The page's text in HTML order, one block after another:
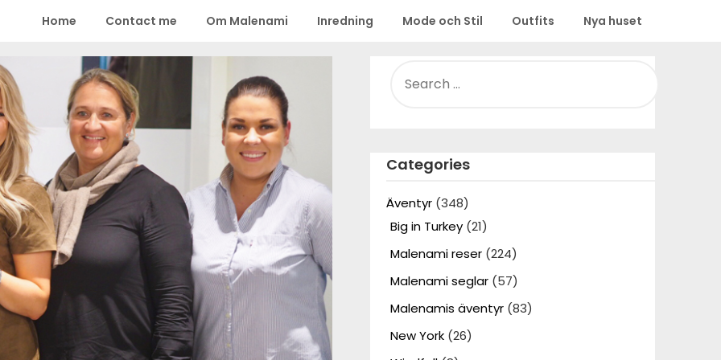
Home Contact me Om Malenami Inredning Mode och Stil Outfits Nya huset
FOR:
Categories
Äventyr(348)
Big in Turkey(21)
Malenami reser(224)
Malenami seglar(57)
Malenamis äventyr(83)
New York(26)